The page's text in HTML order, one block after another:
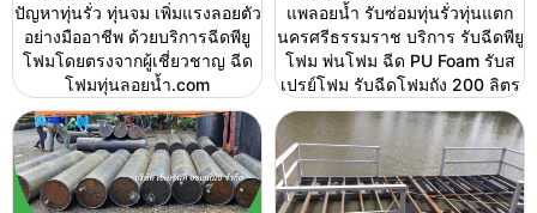
ปัญหาทุ่นรั่ว ทุ่นจม เพิ่มแรงลอยตัว
อย่างมืออาชีพ ด้วยบริการฉีดพียู
โฟมโดยตรงจากผู้เชี่ยวชาญ ฉีด
โฟมทุ่นลอยน้ำ.com
แพลอยน้ำ รับซ่อมทุ่นรั่วทุ่นแตก
นครศรีธรรมราช บริการ รับฉีดพียู
โฟม พ่นโฟม ฉีด PU Foam รับส
เปรย์โฟม รับฉีดโฟมถัง 200 ลิตร